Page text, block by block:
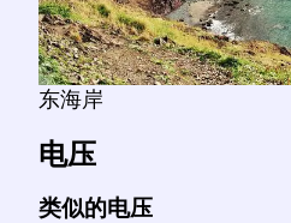
东海岸
电压
类似的电压